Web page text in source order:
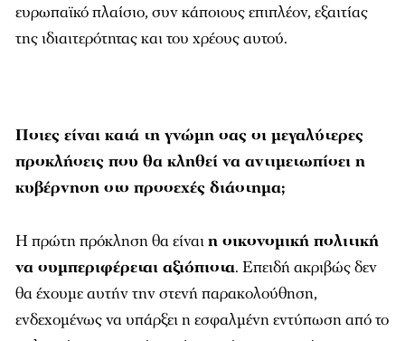
ευρωπαϊκό πλαίσιο, συν κάποιους επιπλέον, εξαιτίας
της ιδιαιτερότητας και του χρέους αυτού.
κυβέρνηση στο προσεχές διάστημα;
Η πρώτη πρόκληση θα είναι η οικονομική πολιτική
θα έχουμε αυτήν την στενή παρακολούθηση,
ενδεχομένως να υπάρξει η εσφαλμένη εντύπωση από το
πολιτικό προσωπικό, κυρίως από τους ασκούντες την
οικονομική πολιτική, ότι «μπορούμε να κάνουνε ό,τι